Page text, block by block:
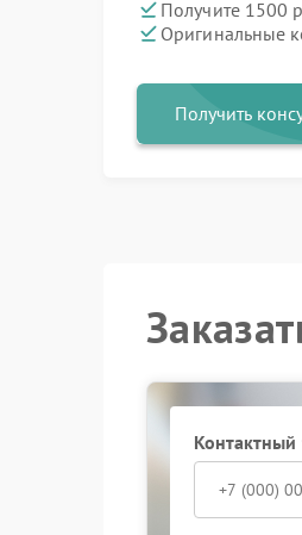
Получите 1500
Оригинальные
Получить